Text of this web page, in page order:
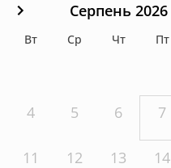
Серпень 2026
Вт Ср Чт Пт
4 5 6 7
11 12 13 14